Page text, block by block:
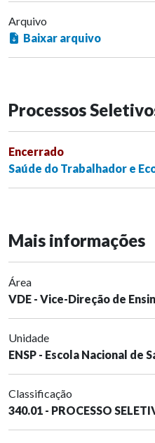
Arquivo
Baixar arquivo
Processos
Encerrado
Saúde do Trabalhador e
Mais informações
Área
VDE - Vice-Direção de
Unidade
ENSP - Escola Nacional de
Classificação
340.01 - PROCESSO